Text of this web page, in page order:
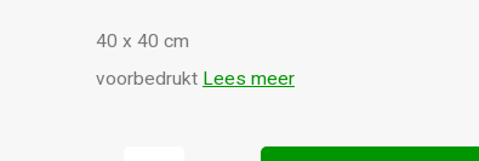
40 x 40 cm
voorbedruktLees meer